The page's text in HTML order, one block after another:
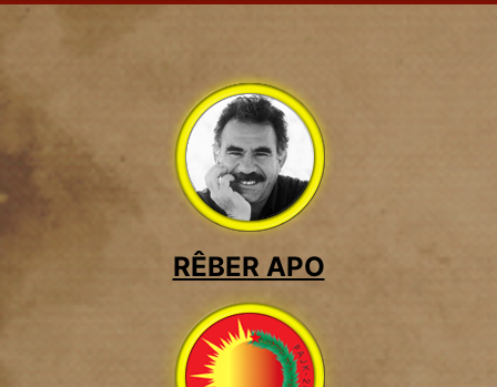
RÊBER APO